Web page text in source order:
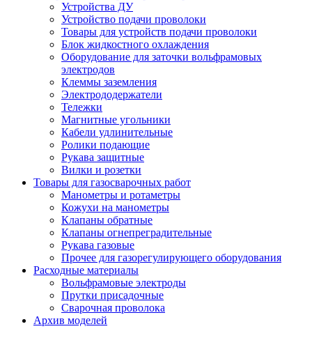
Устройства ДУ
Устройство подачи проволоки
Товары для устройств подачи проволоки
Блок жидкостного охлаждения
Оборудование для заточки вольфрамовых
электродов
Клеммы заземления
Электрододержатели
Тележки
Магнитные угольники
Кабели удлинительные
Ролики подающие
Рукава защитные
Вилки и розетки
Товары для газосварочных работ
Манометры и ротаметры
Кожухи на манометры
Клапаны обратные
Клапаны огнепреградительные
Рукава газовые
Прочее для газорегулирующего оборудования
Расходные материалы
Вольфрамовые электроды
Прутки присадочные
Сварочная проволока
Архив моделей